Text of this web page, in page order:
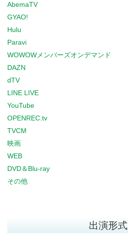
AbemaTV
GYAO!
Hulu
Paravi
WOWOWメンバーズオンデマンド
DAZN
dTV
LINE LIVE
YouTube
OPENREC.tv
TVCM
映画
WEB
DVD＆Blu-ray
その他
出演形式